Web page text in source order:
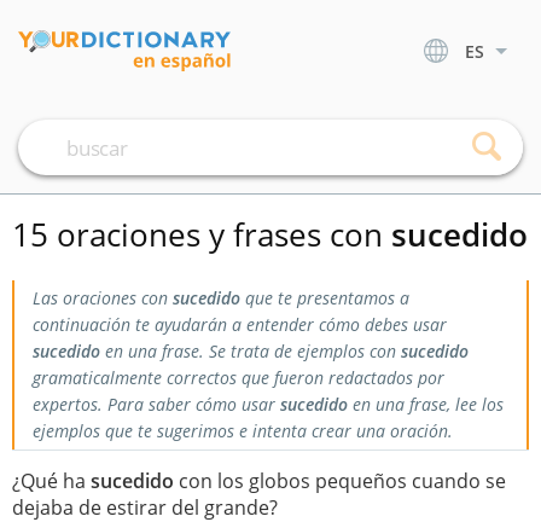
ES
15 oraciones y frases con sucedido
Las oraciones con sucedido que te presentamos a
continuación te ayudarán a entender cómo debes usar
sucedido en una frase. Se trata de ejemplos con sucedido
gramaticalmente correctos que fueron redactados por
expertos. Para saber cómo usar sucedido en una frase, lee los
ejemplos que te sugerimos e intenta crear una oración.
¿Qué ha sucedido con los globos pequeños cuando se
dejaba de estirar del grande?